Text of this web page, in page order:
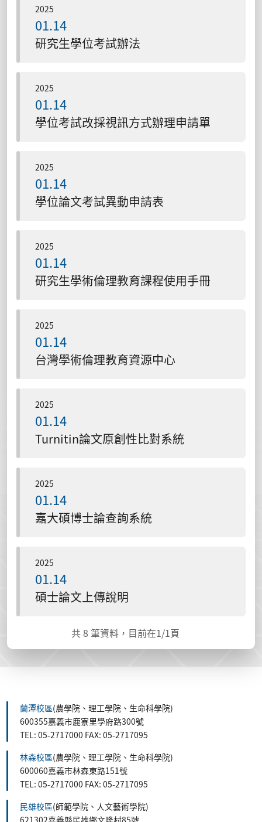
2025
01.14
研究生學位考試辦法
2025
01.14
學位考試改採視訊方式辦理申請單
2025
01.14
學位論文考試異動申請表
2025
01.14
研究生學術倫理教育課程使用手冊
2025
01.14
台灣學術倫理教育資源中心
2025
01.14
Turnitin論文原創性比對系統
2025
01.14
嘉大碩博士論查詢系統
2025
01.14
碩士論文上傳說明
共8 筆資料，目前在1/1頁
蘭潭校區(農學院、理工學院、生命科學院)
600355嘉義市鹿寮里學府路300號
TEL: 05-2717000 FAX: 05-2717095
林森校區(農學院、理工學院、生命科學院)
600060嘉義市林森東路151號
TEL: 05-2717000 FAX: 05-2717095
民雄校區(師範學院、人文藝術學院)
621302嘉義縣民雄鄉文隆村85號